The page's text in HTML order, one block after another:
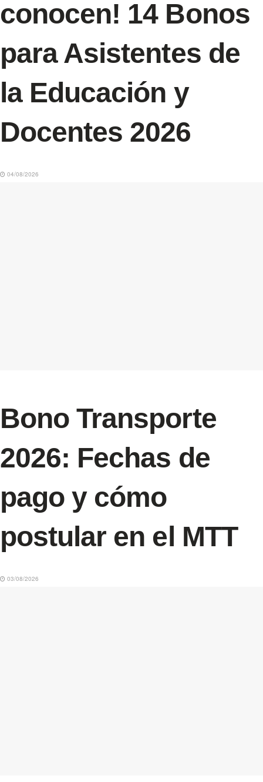
conocen! 14 Bonos
para Asistentes de
la Educación y
Docentes 2026
04/08/2026
Bono Transporte
2026: Fechas de
pago y cómo
postular en el MTT
03/08/2026